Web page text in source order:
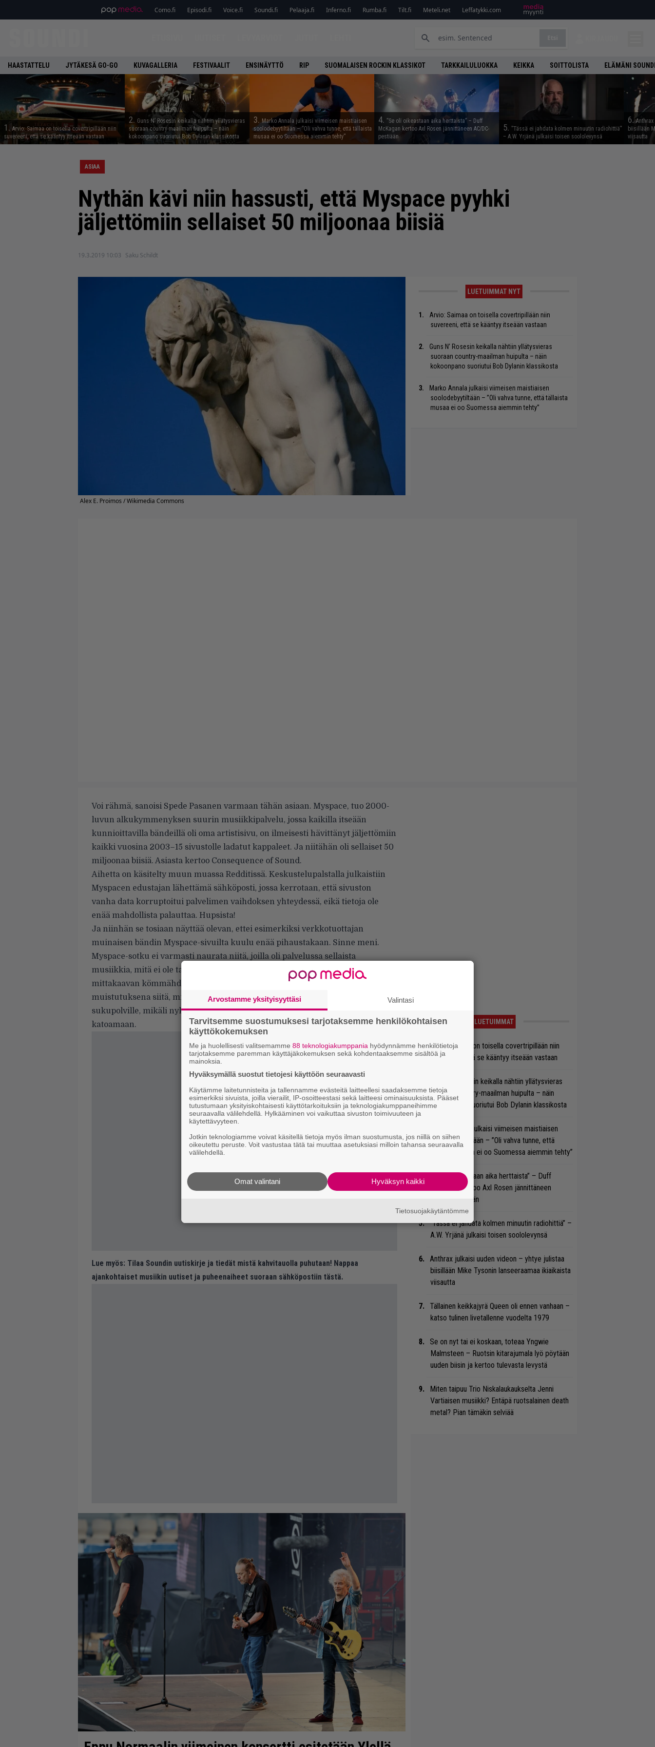
Como.fi Episodi.fi Voice.fi Soundi.fi Pelaaja.fi Inferno.fi Rumba.fi Tilt.fi Meteli.net Leffatykki.com
HAASTATTELU JYTÄKESÄ GO-GO KUVAGALLERIA FESTIVAALIT ENSINÄYTTÖ RIP SUOMALAISEN ROCKIN KLASSIKOT TARKKAILULUOKKA KEIKKA SOITTOLISTA ELÄMÄNI
1. Arvio: Saimaa on toisella covertripillään niin
suvereeni, että se kääntyy itseään vastaan
2. Guns N’ Rosesin keikalla nähtiin yllätysvieras
suoraan country-maailman huipulta – näin
kokoonpano suoriutui Bob Dylanin klassikosta
3. Marko Annala julkaisi viimeisen maistiaisen
soolodebyytiltään – ”Oli vahva tunne, että tällaista
musaa ei oo Suomessa aiemmin tehty”
4. ”Se oli oikeastaan aika herttaista” – Duff
McKagan kertoo Axl Rosen jännittäneen AC/DC-
pestiään
5. ”Tässä ei jahdata kolmen minuutin radiohittiä”
– A.W. Yrjänä julkaisi toisen soololevynsä
6.
biisillään
viisautta
ASIAA
Nythän kävi niin hassusti, että Myspace pyyhki
jäljettömiin sellaiset 50 miljoonaa biisiä
19.3.2019 10:03 Saku Schildt
Alex E. Proimos / Wikimedia Commons
LUETUIMMAT NYT
Arvio: Saimaa on toisella covertripillään niin
suvereeni, että se kääntyy itseään vastaan
Guns N’ Rosesin keikalla nähtiin yllätysvieras
suoraan country-maailman huipulta – näin
kokoonpano suoriutui Bob Dylanin klassikosta
Marko Annala julkaisi viimeisen maistiaisen
soolodebyytiltään – ”Oli vahva tunne, että tällaista
musaa ei oo Suomessa aiemmin tehty”
Voi rähmä, sanoisi Spede Pasanen varmaan tähän asiaan. Myspace, tuo 2000-
luvun alkukymmenyksen suurin musiikkipalvelu, jossa kaikilla itseään
kunnioittavilla bändeillä oli oma artistisivu, on ilmeisesti hävittänyt jäljettömiin
kaikki vuosina 2003–15 sivustolle ladatut kappaleet. Ja niitähän oli sellaiset 50
miljoonaa biisiä. Asiasta kertoo Consequence of Sound.
Aihetta on käsitelty muun muassa Redditissä. Keskustelupalstalla julkaistiin
Myspacen edustajan lähettämä sähköposti, jossa kerrotaan, että sivuston
vanha data korruptoitui palvelimen vaihdoksen yhteydessä, eikä tietoja ole
enää mahdollista palauttaa. Hupsista!
Ja niinhän se tosiaan näyttää olevan, ettei esimerkiksi verkkotuottajan
muinaisen bändin Myspace-sivuilta kuulu enää pihaustakaan. Sinne meni.
Myspace-sotku ei varmasti naurata niitä, joilla oli palvelussa sellaista
musiikkia, mitä ei ole tallennettuna missään muualla, mutta ei tämän
mittakaavan kömmähdykselle voi olla virnuilematta. Olkoon tämä myös
muistutuksena siitä, miten vähän nykymaailmasta jäisi ihmeteltävää tuleville
sukupolville, mikäli nykypäivän tietojättien data sattuisi syystä tai toisesta
katoamaan.
Lue myös: Tilaa Soundin uutiskirje ja tiedät mistä kahvitauolla puhutaan! Nappaa
ajankohtaiset musiikin uutiset ja puheenaiheet suoraan sähköpostiin tästä.
LUETUIMMAT
Arvio: Saimaa on toisella covertripillään niin
suvereeni, että se kääntyy itseään vastaan
Guns N’ Rosesin keikalla nähtiin yllätysvieras
suoraan country-maailman huipulta – näin
kokoonpano suoriutui Bob Dylanin klassikosta
Marko Annala julkaisi viimeisen maistiaisen
soolodebyytiltään – ”Oli vahva tunne, että
tällaista musaa ei oo Suomessa aiemmin tehty”
”Se oli oikeastaan aika herttaista” – Duff
McKagan kertoo Axl Rosen jännittäneen
AC/DC-pestiään
”Tässä ei jahdata kolmen minuutin radiohittiä” –
A.W. Yrjänä julkaisi toisen soololevynsä
Anthrax julkaisi uuden videon – yhtye julistaa
biisillään Mike Tysonin lanseeraamaa ikiaikaista
viisautta
Tällainen keikkajyrä Queen oli ennen vanhaan –
katso tulinen livetallenne vuodelta 1979
Se on nyt tai ei koskaan, toteaa Yngwie
Malmsteen – Ruotsin kitarajumala lyö pöytään
uuden biisin ja kertoo tulevasta levystä
Miten taipuu Trio Niskalaukaukselta Jenni
Vartiaisen musiikki? Entäpä ruotsalainen death
metal? Pian tämäkin selviää
Arvostamme yksityisyyttäsi Valintasi
Tarvitsemme suostumuksesi tarjotaksemme henkilökohtaisen
käyttökokemuksen
Me ja huolellisesti valitsemamme 88 teknologiakumppania hyödynnämme henkilötietoja
tarjotaksemme paremman käyttäjäkokemuksen sekä kohdentaaksemme sisältöä ja
mainoksia.
Hyväksymällä suostut tietojesi käyttöön seuraavasti
Käytämme laitetunnisteita ja tallennamme evästeitä laitteellesi saadaksemme tietoja
esimerkiksi sivuista, joilla vierailit, IP-osoitteestasi sekä laitteesi ominaisuuksista. Pääset
tutustumaan yksityiskohtaisesti käyttötarkoituksiin ja teknologiakumppaneihimme
seuraavalla välilehdellä. Hylkääminen voi vaikuttaa sivuston toimivuuteen ja
käytettävyyteen.
Jotkin teknologiamme voivat käsitellä tietoja myös ilman suostumusta, jos niillä on siihen
oikeutettu peruste. Voit vastustaa tätä tai muuttaa asetuksiasi milloin tahansa seuraavalla
välilehdellä.
Hyväksyn kaikki
Omat valintani
Tietosuojakäytäntömme